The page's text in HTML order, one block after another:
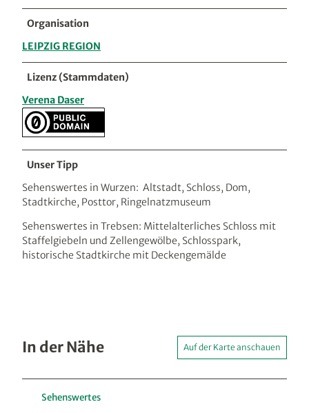
Organisation
LEIPZIG REGION
Lizenz (Stammdaten)
Verena Daser
Unser Tipp
Sehenswertes in Wurzen: Altstadt, Schloss, Dom,
Stadtkirche, Posttor, Ringelnatzmuseum
Sehenswertes in Trebsen: Mittelalterliches Schloss mit
Staffelgiebeln und Zellengewölbe, Schlosspark,
historische Stadtkirche mit Deckengemälde
In der Nähe Auf der Karte anschauen
Sehenswertes